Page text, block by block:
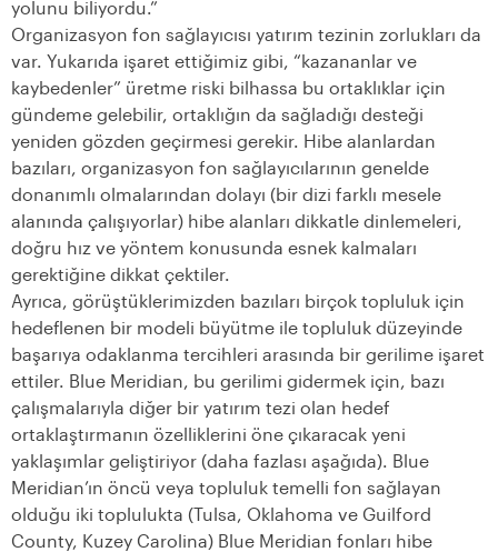
yolunu biliyordu.”
Organizasyon fon sağlayıcısı yatırım tezinin zorlukları da
var. Yukarıda işaret ettiğimiz gibi, “kazananlar ve
kaybedenler” üretme riski bilhassa bu ortaklıklar için
gündeme gelebilir, ortaklığın da sağladığı desteği
yeniden gözden geçirmesi gerekir. Hibe alanlardan
bazıları, organizasyon fon sağlayıcılarının genelde
donanımlı olmalarından dolayı (bir dizi farklı mesele
alanında çalışıyorlar) hibe alanları dikkatle dinlemeleri,
doğru hız ve yöntem konusunda esnek kalmaları
gerektiğine dikkat çektiler.
Ayrıca, görüştüklerimizden bazıları birçok topluluk için
hedeflenen bir modeli büyütme ile topluluk düzeyinde
başarıya odaklanma tercihleri arasında bir gerilime işaret
ettiler. Blue Meridian, bu gerilimi gidermek için, bazı
çalışmalarıyla diğer bir yatırım tezi olan hedef
ortaklaştırmanın özelliklerini öne çıkaracak yeni
yaklaşımlar geliştiriyor (daha fazlası aşağıda). Blue
Meridian’ın öncü veya topluluk temelli fon sağlayan
olduğu iki toplulukta (Tulsa, Oklahoma ve Guilford
County, Kuzey Carolina) Blue Meridian fonları hibe